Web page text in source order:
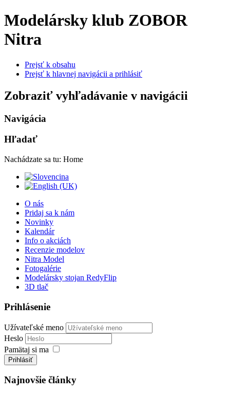
Modelársky klub ZOBOR
Nitra
Prejsť k obsahu
Prejsť k hlavnej navigácii a prihlásiť
Zobraziť vyhľadávanie v navigácii
Navigácia
Hľadať
Nachádzate sa tu: Home
O nás
Pridaj sa k nám
Novinky
Kalendár
Info o akciách
Recenzie modelov
Nitra Model
Fotogalérie
Modelársky stojan RedyFlip
3D tlač
Prihlásenie
Užívateľské meno
Heslo
Pamätaj si ma
Prihlásiť
Najnovšie články